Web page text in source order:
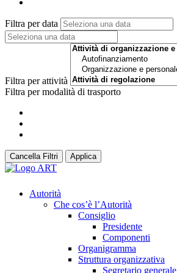
Filtra per data
Filtra per attività
Filtra per modalità di trasporto
Cancella Filtri Applica
Autorità
Che cos’è l’Autorità
Consiglio
Presidente
Componenti
Organigramma
Struttura organizzativa
Segretario generale